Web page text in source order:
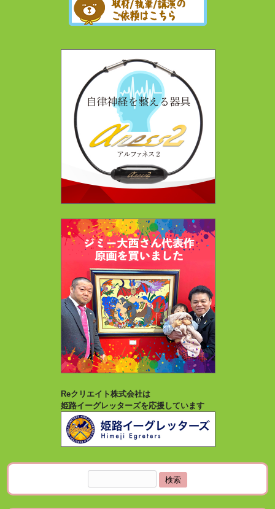
Reクリエイト株式会社は
姫路イーグレッターズを応援しています
索: